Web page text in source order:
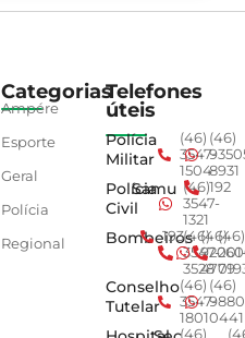
Categorias
Ampére
Esporte
Geral
Polícia
Regional
Telefones
úteis
Polícia
Militar
(46)
3547-
1504
(46)
8931
Polícia
Civil
Samu (46)
3547-
1321
192
Bombeiros
193(46)
3547-
3528
(46)
4779
(46)
Conselho
Tutelar
(46)
3547-
1801
(46)
0441
(46)